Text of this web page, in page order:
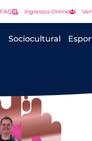
FAQ Ingressos Online
Sociocultural